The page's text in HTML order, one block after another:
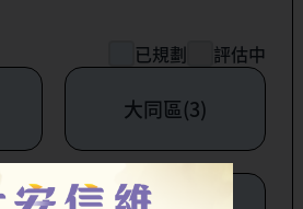
已規劃 評估中
大同區(3)